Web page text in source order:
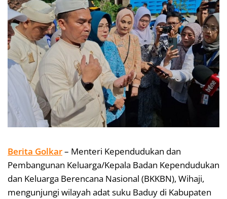
Berita Golkar– Menteri Kependudukan dan
Pembangunan Keluarga/Kepala Badan Kependudukan
dan Keluarga Berencana Nasional (BKKBN), Wihaji,
mengunjungi wilayah adat suku Baduy di Kabupaten